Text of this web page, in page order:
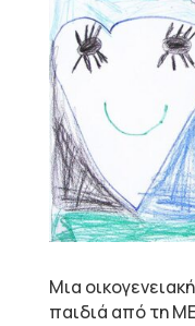
Μια
παιδιά από τη